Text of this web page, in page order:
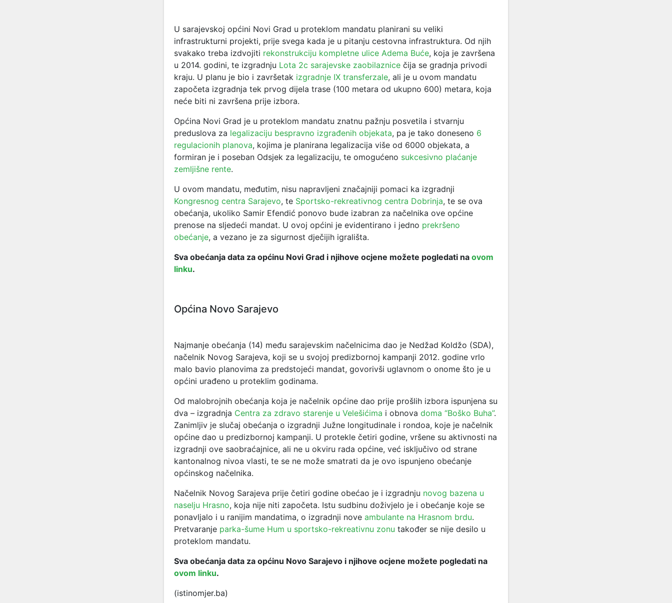
U sarajevskoj općini Novi Grad u proteklom mandatu planirani su veliki
infrastrukturni projekti, prije svega kada je u pitanju cestovna infrastruktura. Od njih
svakako treba izdvojiti rekonstrukciju kompletne ulice Adema Buće, koja je završena
u 2014. godini, te izgradnju Lota 2c sarajevske zaobilaznice čija se gradnja privodi
kraju. U planu je bio i završetak izgradnje IX transferzale, ali je u ovom mandatu
započeta izgradnja tek prvog dijela trase (100 metara od ukupno 600) metara, koja
neće biti ni završena prije izbora.
Općina Novi Grad je u proteklom mandatu znatnu pažnju posvetila i stvarnju
preduslova za legalizaciju bespravno izgrađenih objekata, pa je tako doneseno 6
regulacionih planova, kojima je planirana legalizacija više od 6000 objekata, a
formiran je i poseban Odsjek za legalizaciju, te omogućeno sukcesivno plaćanje
zemljišne rente.
U ovom mandatu, međutim, nisu napravljeni značajniji pomaci ka izgradnji
Kongresnog centra Sarajevo, te Sportsko-rekreativnog centra Dobrinja, te se ova
obećanja, ukoliko Samir Efendić ponovo bude izabran za načelnika ove općine
prenose na sljedeći mandat. U ovoj općini je evidentirano i jedno prekršeno
obećanje, a vezano je za sigurnost dječijih igrališta.
Sva obećanja data za općinu Novi Grad i njihove ocjene možete pogledati na ovom
linku.
Općina Novo Sarajevo
Najmanje obećanja (14) među sarajevskim načelnicima dao je Nedžad Koldžo (SDA),
načelnik Novog Sarajeva, koji se u svojoj predizbornoj kampanji 2012. godine vrlo
malo bavio planovima za predstojeći mandat, govorivši uglavnom o onome što je u
općini urađeno u proteklim godinama.
Od malobrojnih obećanja koja je načelnik općine dao prije prošlih izbora ispunjena su
dva – izgradnja Centra za zdravo starenje u Velešićima i obnova doma “Boško Buha”.
Zanimljiv je slučaj obećanja o izgradnji Južne longitudinale i rondoa, koje je načelnik
općine dao u predizbornoj kampanji. U protekle četiri godine, vršene su aktivnosti na
izgradnji ove saobraćajnice, ali ne u okviru rada općine, već isključivo od strane
kantonalnog nivoa vlasti, te se ne može smatrati da je ovo ispunjeno obećanje
općinskog načelnika.
Načelnik Novog Sarajeva prije četiri godine obećao je i izgradnju novog bazena u
naselju Hrasno, koja nije niti započeta. Istu sudbinu doživjelo je i obećanje koje se
ponavljalo i u ranijim mandatima, o izgradnji nove ambulante na Hrasnom brdu.
Pretvaranje parka-šume Hum u sportsko-rekreativnu zonu također se nije desilo u
proteklom mandatu.
Sva obećanja data za općinu Novo Sarajevo i njihove ocjene možete pogledati na
ovom linku.
(istinomjer.ba)